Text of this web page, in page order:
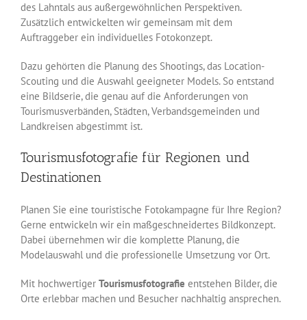
des Lahntals aus außergewöhnlichen Perspektiven.
Zusätzlich entwickelten wir gemeinsam mit dem
Auftraggeber ein individuelles Fotokonzept.
Dazu gehörten die Planung des Shootings, das Location-
Scouting und die Auswahl geeigneter Models. So entstand
eine Bildserie, die genau auf die Anforderungen von
Tourismusverbänden, Städten, Verbandsgemeinden und
Landkreisen abgestimmt ist.
Tourismusfotografie für Regionen und
Destinationen
Planen Sie eine touristische Fotokampagne für Ihre Region?
Gerne entwickeln wir ein maßgeschneidertes Bildkonzept.
Dabei übernehmen wir die komplette Planung, die
Modelauswahl und die professionelle Umsetzung vor Ort.
Mit hochwertiger Tourismusfotografie entstehen Bilder, die
Orte erlebbar machen und Besucher nachhaltig ansprechen.